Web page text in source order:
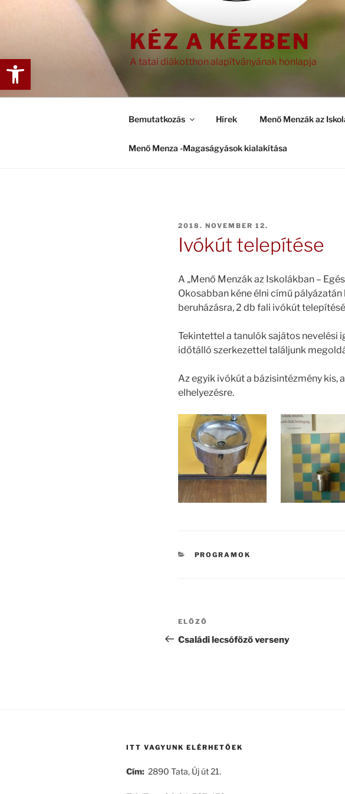
Eszköztár megnyitása
KÉZ A KÉZBEN
A tatai diákotthon alapítványának honlapja
Bemutatkozás Hírek Menő Menzák az
Menő Menza -Magaságyások kialakítása
BEKÜLDVE:
2018. NOVEMBER 12.
Ivókút telepítése
A „Menő Menzák az Iskolákban –
Okosabban kéne élni című
beruházásra, 2 db fali ivókút
Tekintettel a tanulók sajátos nevelési
időtálló szerkezettel találjunk
Az egyik ivókút a bázisintézmény kis,
elhelyezésre.
KATEGÓRIÁK
PROGRAMOK
Bejegyzés
navigáció
Korábbi
bejegyzés
ELŐZŐ
Családi lecsófőző verseny
ITT VAGYUNK ELÉRHETŐEK
Cím: 2890 Tata, Új út 21.